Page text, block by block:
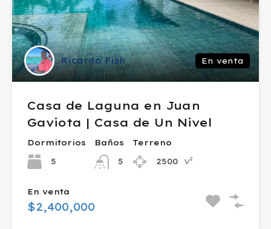
Ricardo Fish En venta
Casa de Laguna en Juan
Gaviota | Casa de Un Nivel
Dormitorios
5
Baños
5
Terreno
2500
v²
En venta
$2,400,000